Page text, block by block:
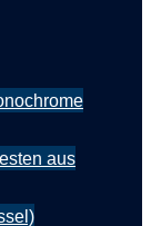
aus